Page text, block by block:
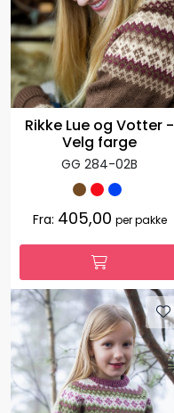
Rikke Lue og Votter -
Velg farge
GG 284-02B
Fra: 405,00 per pakke